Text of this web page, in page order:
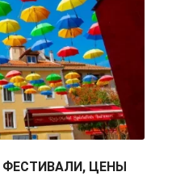
ЦЕНЫ